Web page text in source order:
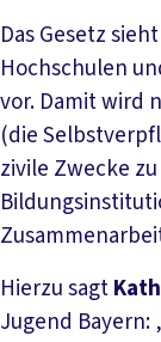
Das Gesetz
Hochschulen
vor. Damit wird
(die
zivile Zwecke
Hierzu sagt
Jugend Bayern: